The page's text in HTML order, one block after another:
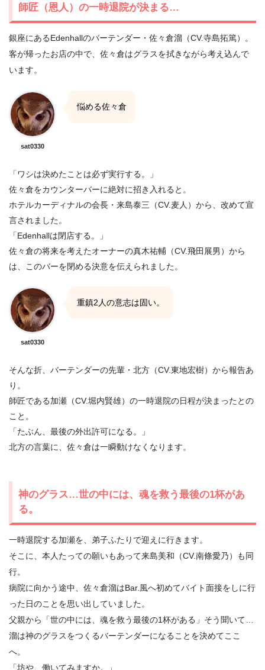
師匠（恩人）の一時退院が決まる…
銀座にあるEdenhallのバーテンダー・佐々倉溜（CV.寺島拓篤）。
客が帰ったお店の中で、佐々倉はグラスを拭きながら考え込んで
います。
sat0330
悩める佐々倉
「ワシは決めたことは必ず実行する。」
佐々倉をカウンターバーに絶対に招き入れると。
ホテルカーディナルの会長・来島泰三（CV.麦人）から、改めて宣
言されました。
「Edenhallは閉店する。」
佐々倉の将来を考えたオーナーの真木祐輔（CV.飛田展男）から
は、このバーを閉める決意を伝えられました。
sat0330
重鎮2人の意志は固い。
そんな折、バーテンダーの先輩・北方（CV.東地宏樹）から報告あ
り。
師匠である加瀬（CV.堀内賢雄）の一時退院の日程が決まったとの
こと。
「たぶん、最後の外出許可になる。」
北方の言葉に、佐々倉は一瞬動けなくなります。
神のグラス…世の中には、魂を救う最後の1杯があ
る。
一時退院する加瀬を、弟子ふたりで迎えに行きます。
そこに、本人たっての願いもあって来島美和（CV.南條愛乃）も同
行。
病院に向かう途中、佐々倉溜はBar.風へ初めてバイト面接をしに行
った日のことを思い出していました。
父親から「世の中には、魂を救う最後の1杯がある」そう聞いて…
溜は神のグラスをつくるバーテンダーになることを決めてここ
へ。
「坊や、働いてみますか。」